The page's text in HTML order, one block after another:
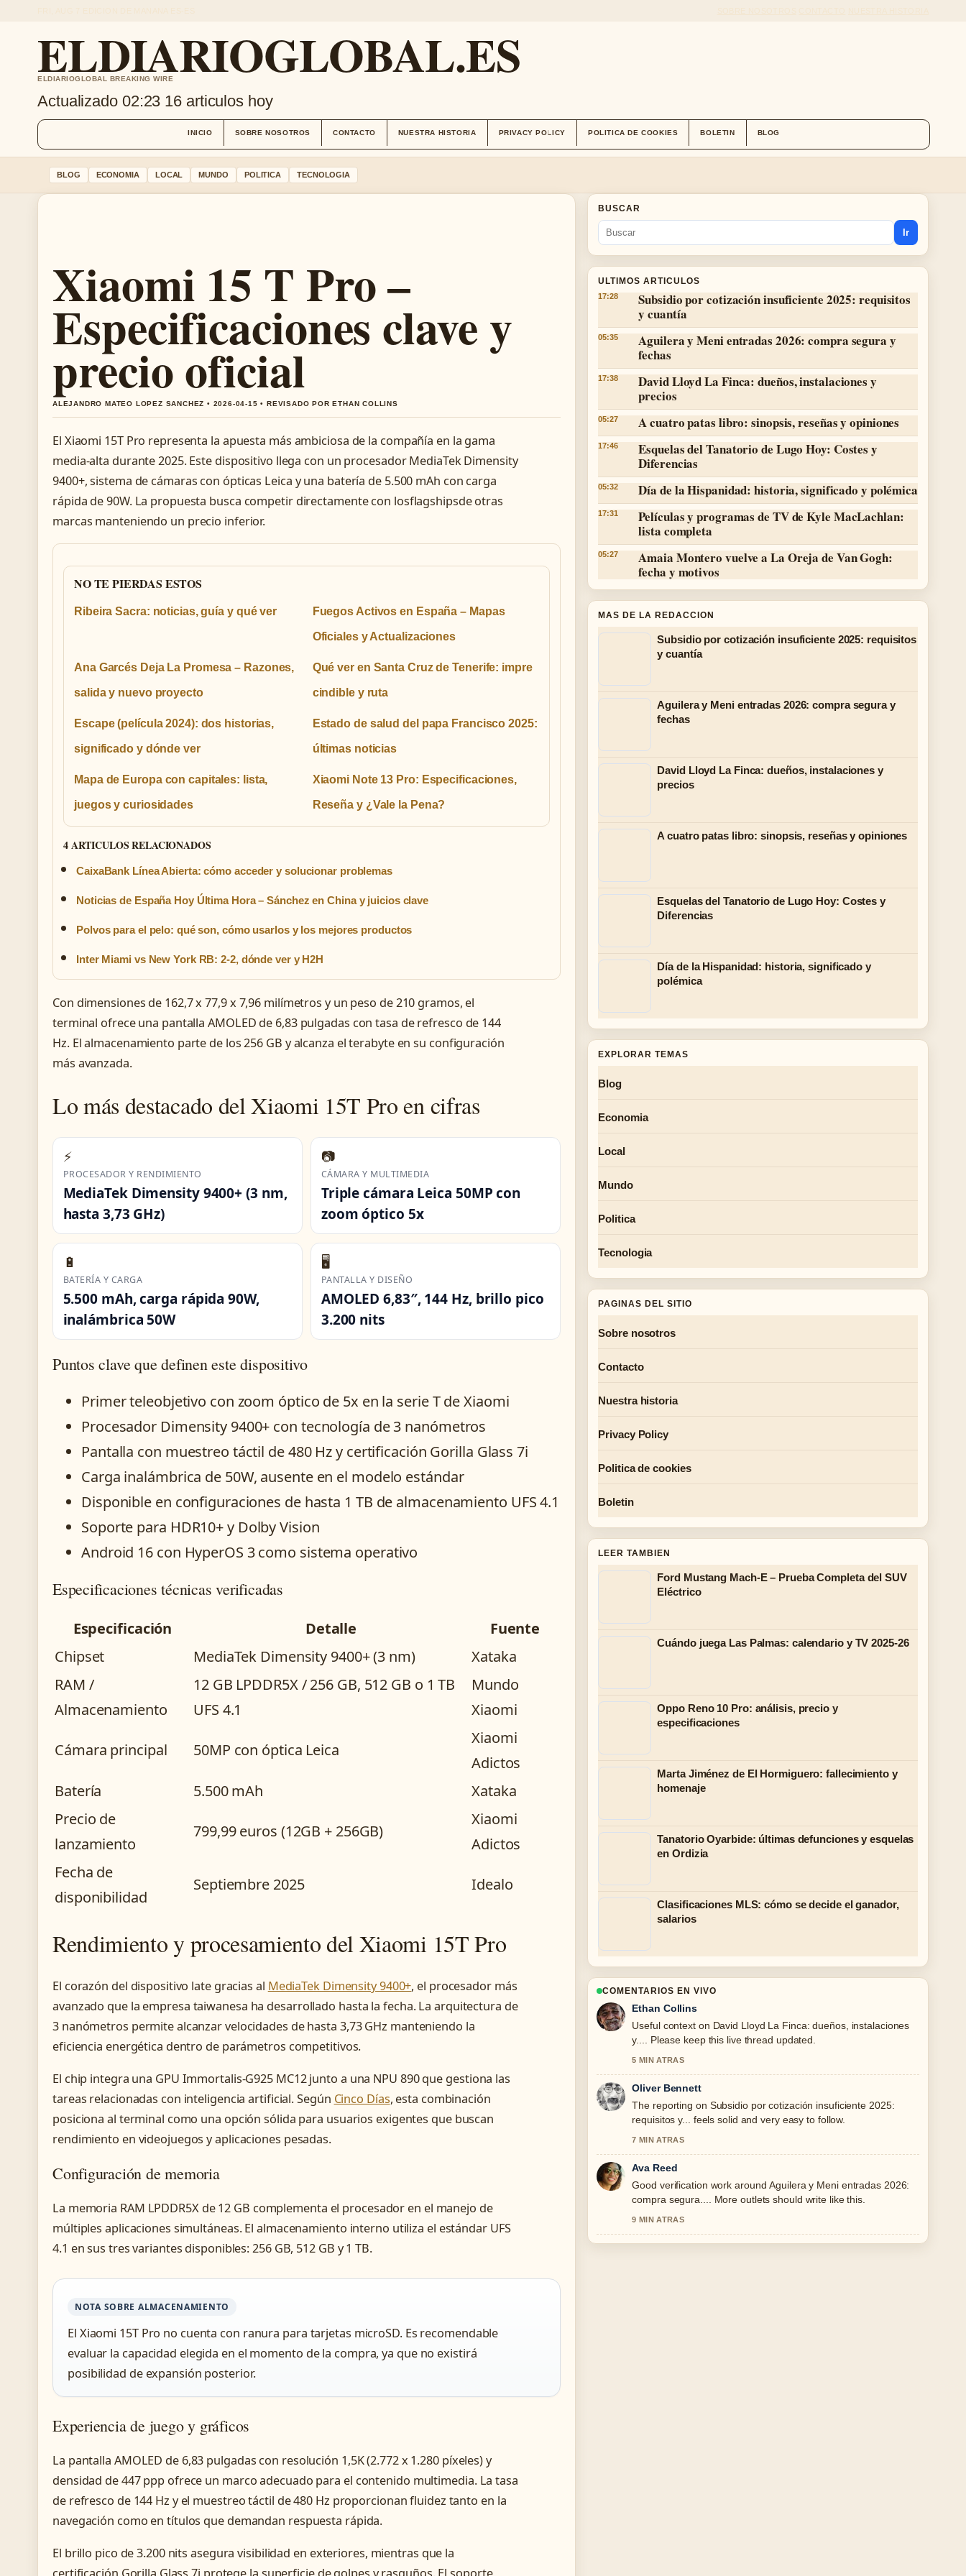
ELDIARIOGLOBAL.ES
ELDIARIOGLOBAL BREAKING WIRE
Actualizado 02:23 16 articulos hoy
INICIO SOBRE NOSOTROS CONTACTO NUESTRA HISTORIA PRIVACY POLICY POLITICA DE COOKIES BOLETIN BLOG
BLOG ECONOMIA LOCAL MUNDO POLITICA TECNOLOGIA
Xiaomi 15 T Pro –
Especificaciones clave y
precio oficial
ALEJANDRO MATEO LOPEZ SANCHEZ • 2026-04-15 • REVISADO POR ETHAN COLLINS
El Xiaomi 15T Pro representa la apuesta más ambiciosa de la compañía en la gama
media-alta durante 2025. Este dispositivo llega con un procesador MediaTek Dimensity
9400+, sistema de cámaras con ópticas Leica y una batería de 5.500 mAh con carga
rápida de 90W. La propuesta busca competir directamente con losflagshipsde otras
marcas manteniendo un precio inferior.
NO TE PIERDAS ESTOS
Ribeira Sacra: noticias, guía y qué ver Fuegos Activos en España – Mapas
Oficiales y Actualizaciones
Ana Garcés Deja La Promesa – Razones,
salida y nuevo proyecto
Qué ver en Santa Cruz de Tenerife: impre
cindible y ruta
Escape (película 2024): dos historias,
significado y dónde ver
Estado de salud del papa Francisco 2025:
últimas noticias
Mapa de Europa con capitales: lista,
juegos y curiosidades
Xiaomi Note 13 Pro: Especificaciones,
Reseña y ¿Vale la Pena?
4 ARTICULOS RELACIONADOS
CaixaBank Línea Abierta: cómo acceder y solucionar problemas
Noticias de España Hoy Última Hora – Sánchez en China y juicios clave
Polvos para el pelo: qué son, cómo usarlos y los mejores productos
Inter Miami vs New York RB: 2-2, dónde ver y H2H
Con dimensiones de 162,7 x 77,9 x 7,96 milímetros y un peso de 210 gramos, el
terminal ofrece una pantalla AMOLED de 6,83 pulgadas con tasa de refresco de 144
Hz. El almacenamiento parte de los 256 GB y alcanza el terabyte en su configuración
más avanzada.
Lo más destacado del Xiaomi 15T Pro en cifras
⚡
PROCESADOR Y RENDIMIENTO
MediaTek Dimensity 9400+ (3 nm,
hasta 3,73 GHz)
📷
CÁMARA Y MULTIMEDIA
Triple cámara Leica 50MP con
zoom óptico 5x
🔋
BATERÍA Y CARGA
5.500 mAh, carga rápida 90W,
inalámbrica 50W
🖥️
PANTALLA Y DISEÑO
AMOLED 6,83″, 144 Hz, brillo pico
3.200 nits
Puntos clave que definen este dispositivo
Primer teleobjetivo con zoom óptico de 5x en la serie T de Xiaomi
Procesador Dimensity 9400+ con tecnología de 3 nanómetros
Pantalla con muestreo táctil de 480 Hz y certificación Gorilla Glass 7i
Carga inalámbrica de 50W, ausente en el modelo estándar
Disponible en configuraciones de hasta 1 TB de almacenamiento UFS 4.1
Soporte para HDR10+ y Dolby Vision
Android 16 con HyperOS 3 como sistema operativo
Especificaciones técnicas verificadas
Especificación Detalle
Fuente
Chipset
MediaTek Dimensity 9400+ (3 nm)
Xataka
RAM /
Almacenamiento
12 GB LPDDR5X / 256 GB, 512 GB o 1 TB
UFS 4.1
Mundo
Xiaomi
Cámara principal 50MP con óptica Leica
Xiaomi
Adictos
Batería
5.500 mAh
Xataka
Precio de
lanzamiento
799,99 euros (12GB + 256GB)
Xiaomi
Adictos
Fecha de
disponibilidad
Septiembre 2025 Idealo
Rendimiento y procesamiento del Xiaomi 15T Pro
El corazón del dispositivo late gracias al MediaTek Dimensity 9400+, el procesador más
avanzado que la empresa taiwanesa ha desarrollado hasta la fecha. La arquitectura de
3 nanómetros permite alcanzar velocidades de hasta 3,73 GHz manteniendo la
eficiencia energética dentro de parámetros competitivos.
El chip integra una GPU Immortalis-G925 MC12 junto a una NPU 890 que gestiona las
tareas relacionadas con inteligencia artificial. Según Cinco Días, esta combinación
posiciona al terminal como una opción sólida para usuarios exigentes que buscan
rendimiento en videojuegos y aplicaciones pesadas.
Configuración de memoria
La memoria RAM LPDDR5X de 12 GB complementa el procesador en el manejo de
múltiples aplicaciones simultáneas. El almacenamiento interno utiliza el estándar UFS
4.1 en sus tres variantes disponibles: 256 GB, 512 GB y 1 TB.
NOTA SOBRE ALMACENAMIENTO
El Xiaomi 15T Pro no cuenta con ranura para tarjetas microSD. Es recomendable
evaluar la capacidad elegida en el momento de la compra, ya que no existirá
posibilidad de expansión posterior.
Experiencia de juego y gráficos
La pantalla AMOLED de 6,83 pulgadas con resolución 1,5K (2.772 x 1.280 píxeles) y
densidad de 447 ppp ofrece un marco adecuado para el contenido multimedia. La tasa
de refresco de 144 Hz y el muestreo táctil de 480 Hz proporcionan fluidez tanto en la
navegación como en títulos que demandan respuesta rápida.
El brillo pico de 3.200 nits asegura visibilidad en exteriores, mientras que la
BUSCAR
Ir
ULTIMOS ARTICULOS
17:28
Subsidio por cotización insuficiente 2025: requisitos
y cuantía
05:35
Aguilera y Meni entradas 2026: compra segura y
fechas
17:38
David Lloyd La Finca: dueños, instalaciones y
precios
05:27 A cuatro patas libro: sinopsis, reseñas y opiniones
17:46
Esquelas del Tanatorio de Lugo Hoy: Costes y
Diferencias
05:32 Día de la Hispanidad: historia, significado y polémica
17:31
Películas y programas de TV de Kyle MacLachlan:
lista completa
05:27
Amaia Montero vuelve a La Oreja de Van Gogh:
fecha y motivos
MAS DE LA REDACCION
Subsidio por cotización insuficiente 2025: requisitos
y cuantía
Aguilera y Meni entradas 2026: compra segura y
fechas
David Lloyd La Finca: dueños, instalaciones y
precios
A cuatro patas libro: sinopsis, reseñas y opiniones
Esquelas del Tanatorio de Lugo Hoy: Costes y
Diferencias
Día de la Hispanidad: historia, significado y
polémica
EXPLORAR TEMAS
Blog
Economia
Local
Mundo
Politica
Tecnologia
PAGINAS DEL SITIO
Sobre nosotros
Contacto
Nuestra historia
Privacy Policy
Politica de cookies
Boletin
LEER TAMBIEN
Ford Mustang Mach-E – Prueba Completa del SUV
Eléctrico
Cuándo juega Las Palmas: calendario y TV 2025-26
Oppo Reno 10 Pro: análisis, precio y
especificaciones
Marta Jiménez de El Hormiguero: fallecimiento y
homenaje
Tanatorio Oyarbide: últimas defunciones y esquelas
en Ordizia
Clasificaciones MLS: cómo se decide el ganador,
salarios
COMENTARIOS EN VIVO
Ethan Collins
Useful context on David Lloyd La Finca: dueños, instalaciones
y.... Please keep this live thread updated.
5 MIN ATRAS
Oliver Bennett
The reporting on Subsidio por cotización insuficiente 2025:
requisitos y... feels solid and very easy to follow.
7 MIN ATRAS
Ava Reed
Good verification work around Aguilera y Meni entradas 2026:
compra segura.... More outlets should write like this.
9 MIN ATRAS